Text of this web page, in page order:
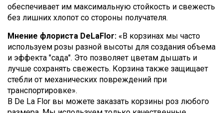
обеспечивает им максимальную стойкость и свежесть
без лишних хлопот со стороны получателя.
Мнение флориста DeLaFlor: «В корзинах мы часто
используем розы разной высоты для создания объема
и эффекта "сада". Это позволяет цветам дышать и
лучше сохранять свежесть. Корзина также защищает
стебли от механических повреждений при
транспортировке».
В De La Flor вы можете заказать корзины роз любого